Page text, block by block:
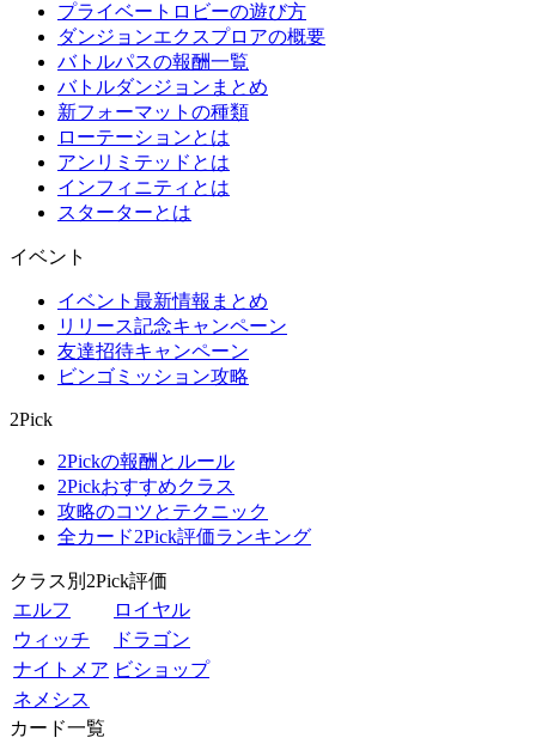
プライベートロビーの遊び方
ダンジョンエクスプロアの概要
バトルパスの報酬一覧
バトルダンジョンまとめ
新フォーマットの種類
ローテーションとは
アンリミテッドとは
インフィニティとは
スターターとは
イベント
イベント最新情報まとめ
リリース記念キャンペーン
友達招待キャンペーン
ビンゴミッション攻略
2Pick
2Pickの報酬とルール
2Pickおすすめクラス
攻略のコツとテクニック
全カード2Pick評価ランキング
クラス別2Pick評価
エルフ
ロイヤル
ウィッチ
ドラゴン
ナイトメア ビショップ
ネメシス
カード一覧